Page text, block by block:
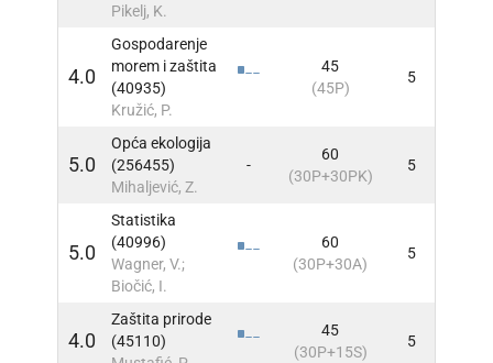
Pikelj, K.
4.0
Gospodarenje
morem i zaštita
(40935)
Kružić, P.
45
(45P)
5
5.0
Opća ekologija
(256455)
Mihaljević, Z.
-
60
(30P+30PK)
5
5.0
Statistika
(40996)
Wagner, V.;
Biočić, I.
60
(30P+30A)
5
4.0
Zaštita prirode
(45110)
45
(30P+15S)
5